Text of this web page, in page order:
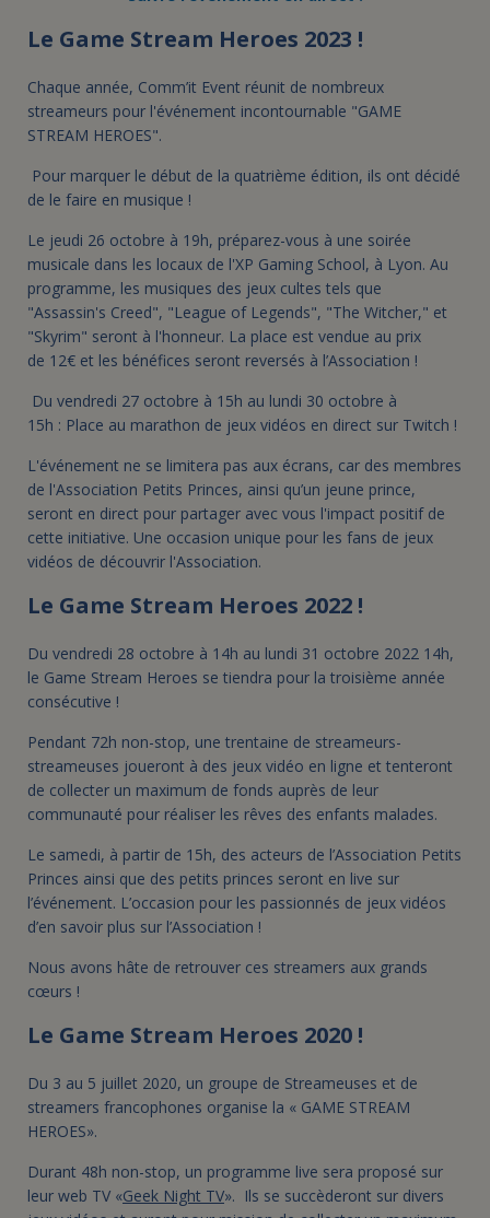
Le Game Stream Heroes 2023 !
Chaque année, Comm’it Event réunit de nombreux
streameurs pour l'événement incontournable "GAME
STREAM HEROES".
Pour marquer le début de la quatrième édition, ils ont décidé
de le faire en musique !
Le jeudi 26 octobre à 19h, préparez-vous à une soirée
musicale dans les locaux de l'XP Gaming School, à Lyon. Au
programme, les musiques des jeux cultes tels que
"Assassin's Creed", "League of Legends", "The Witcher," et
"Skyrim" seront à l'honneur. La place est vendue au prix
de 12€ et les bénéfices seront reversés à l’Association !
Du vendredi 27 octobre à 15h au lundi 30 octobre à
15h : Place au marathon de jeux vidéos en direct sur Twitch !
L'événement ne se limitera pas aux écrans, car des membres
de l'Association Petits Princes, ainsi qu’un jeune prince,
seront en direct pour partager avec vous l'impact positif de
cette initiative. Une occasion unique pour les fans de jeux
vidéos de découvrir l'Association.
Le Game Stream Heroes 2022 !
Du vendredi 28 octobre à 14h au lundi 31 octobre 2022 14h,
le Game Stream Heroes se tiendra pour la troisième année
consécutive !
Pendant 72h non-stop, une trentaine de streameurs-
streameuses joueront à des jeux vidéo en ligne et tenteront
de collecter un maximum de fonds auprès de leur
communauté pour réaliser les rêves des enfants malades.
Le samedi, à partir de 15h, des acteurs de l’Association Petits
Princes ainsi que des petits princes seront en live sur
l’événement. L’occasion pour les passionnés de jeux vidéos
d’en savoir plus sur l’Association !
Nous avons hâte de retrouver ces streamers aux grands
cœurs !
Le Game Stream Heroes 2020 !
Du 3 au 5 juillet 2020, un groupe de Streameuses et de
streamers francophones organise la « GAME STREAM
HEROES».
Durant 48h non-stop, un programme live sera proposé sur
leur web TV «Geek Night TV». Ils se succèderont sur divers